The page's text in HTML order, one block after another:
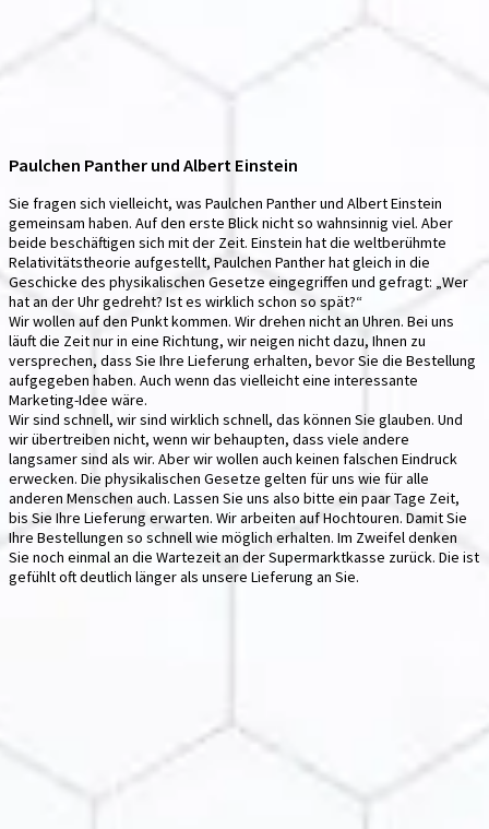
Paulchen Panther und Albert Einstein
Sie fragen sich vielleicht, was Paulchen Panther und Albert Einstein
gemeinsam haben. Auf den erste Blick nicht so wahnsinnig viel. Aber
beide beschäftigen sich mit der Zeit. Einstein hat die weltberühmte
Relativitätstheorie aufgestellt, Paulchen Panther hat gleich in die
Geschicke des physikalischen Gesetze eingegriffen und gefragt: „Wer
hat an der Uhr gedreht? Ist es wirklich schon so spät?“
Wir wollen auf den Punkt kommen. Wir drehen nicht an Uhren. Bei uns
läuft die Zeit nur in eine Richtung, wir neigen nicht dazu, Ihnen zu
versprechen, dass Sie Ihre Lieferung erhalten, bevor Sie die Bestellung
aufgegeben haben. Auch wenn das vielleicht eine interessante
Marketing-Idee wäre.
Wir sind schnell, wir sind wirklich schnell, das können Sie glauben. Und
wir übertreiben nicht, wenn wir behaupten, dass viele andere
langsamer sind als wir. Aber wir wollen auch keinen falschen Eindruck
erwecken. Die physikalischen Gesetze gelten für uns wie für alle
anderen Menschen auch. Lassen Sie uns also bitte ein paar Tage Zeit,
bis Sie Ihre Lieferung erwarten. Wir arbeiten auf Hochtouren. Damit Sie
Ihre Bestellungen so schnell wie möglich erhalten. Im Zweifel denken
Sie noch einmal an die Wartezeit an der Supermarktkasse zurück. Die ist
gefühlt oft deutlich länger als unsere Lieferung an Sie.